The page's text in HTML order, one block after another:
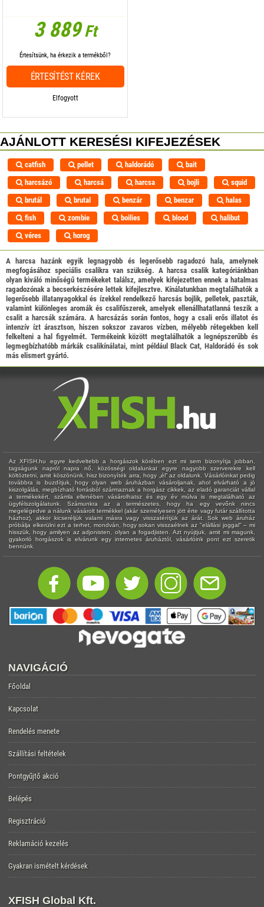
3 889Ft
Elfogyott
Értesítsünk, ha érkezik a termékből?
ÉRTESÍTÉST KÉREK
AJÁNLOTT KERESÉSI KIFEJEZÉSEK
catfish pellet haldorádó
bait
harcsázó
harcsá harcsa bojli
squid
brutál
brutal benzár benzar
halas
fish
zombie boilies blood
halibut
véres
horog
A harcsa hazánk egyik legnagyobb és legerősebb ragadozó hala, amelynek
megfogásához speciális csalikra van szükség. A harcsa csalik kategóriánkban
olyan kiváló minőségű termékeket találsz, amelyek kifejezetten ennek a hatalmas
ragadozónak a becserkészésére lettek kifejlesztve. Kínálatunkban megtalálhatók a
legerősebb illatanyagokkal és ízekkel rendelkező harcsás bojlik, pelletek, paszták,
valamint különleges aromák és csalifűszerek, amelyek ellenállhatatlanná teszik a
csalit a harcsák számára. A harcsázás során fontos, hogy a csali erős illatot és
intenzív ízt árasztson, hiszen sokszor zavaros vízben, mélyebb rétegekben kell
felkelteni a hal figyelmét. Termékeink között megtalálhatók a legnépszerűbb és
legmegbízhatóbb márkák csalikínálatai, mint például Black Cat, Haldorádó és sok
más elismert gyártó.
Az XFISH.hu egyre kedveltebb a horgászok körében ezt mi sem bizonyítja jobban,
tagságunk napról napra nő, közösségi oldalunkat egyre nagyobb szerverekre kell
költöztetni, amit köszönünk, hisz bizonyíték arra, hogy „él” az oldalunk. Vásárlóinkat pedig
továbbra is buzdítjuk, hogy olyan web áruházban vásároljanak, ahol elvárható a jó
kiszolgálás, megbízható forrásból származnak a horgász cikkek, az eladó garanciát vállal
a termékekért, számla ellenében vásárolhatsz és egy év múlva is megtalálható az
ügyfélszolgálatunk. Számunkra az a természetes, hogy ha egy vevőnk nincs
megelégedve a nálunk vásárolt termékkel (akár személyesen jött érte vagy futár szállította
házhoz), akkor kicseréljük valami másra vagy visszatérítjük az árát. Sok web áruház
próbálja elkerülni ezt a terhet, mondván, hogy sokan visszaélnek az "elállási joggal" – mi
hisszük, hogy amilyen az adjonisten, olyan a fogadjisten. Azt nyújtjuk, amit mi magunk,
gyakorló horgászok is elvárunk egy internetes áruháztól, vásárlóink pont ezt szeretik
bennünk.
NAVIGÁCIÓ
Főoldal
Kapcsolat
Rendelés menete
Szállítási feltételek
Pontgyűjtő akció
Belépés
Regisztráció
Reklamáció kezelés
Gyakran ismételt kérdések
XFISH Global Kft.